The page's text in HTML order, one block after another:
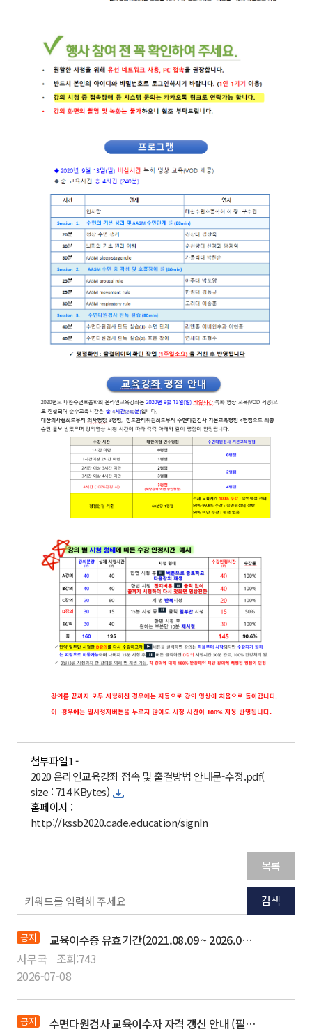
첨부파일1 -
2020 온라인교육강좌 접속 및 출결방법 안내문-수정.pdf(
size : 714 KBytes)
홈페이지 :
http://kssb2020.cade.education/signIn
목록
검색
공지
교육이수증 유효기간(2021.08.09 ~ 2026.08.08) 만료 갱신 절차 안내
사무국
조회:743
2026-07-08
공지 수면다원검사 교육이수자 자격 갱신 안내 (필독)